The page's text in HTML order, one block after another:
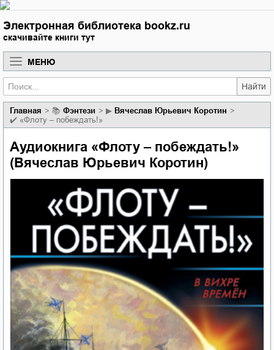
Электронная библиотека bookz.ru
скачивайте книги тут
МЕНЮ
Найти
Главная 📚 фэнтези ▶ Вячеслав Юрьевич Коротин
✔️ «Флоту – побеждать!»
Аудиокнига «Флоту – побеждать!»
(Вячеслав Юрьевич Коротин)